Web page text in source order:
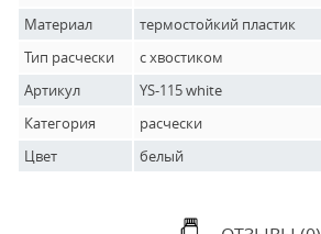
Материал
термостойкий пластик
Тип расчески
с хвостиком
Артикул
YS-115 white
Категория
расчески
Цвет
белый